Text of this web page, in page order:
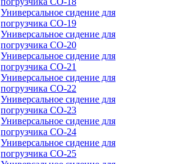
Универсальное сидение для
погрузчика CO-19
Универсальное сидение для
погрузчика CO-20
Универсальное сидение для
погрузчика CO-21
Универсальное сидение для
погрузчика CO-22
Универсальное сидение для
погрузчика CO-23
Универсальное сидение для
погрузчика CO-24
Универсальное сидение для
погрузчика CO-25